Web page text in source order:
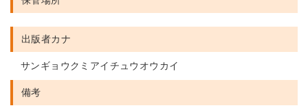
出版者カナ
サンギョウクミアイチュウオウカイ
備考